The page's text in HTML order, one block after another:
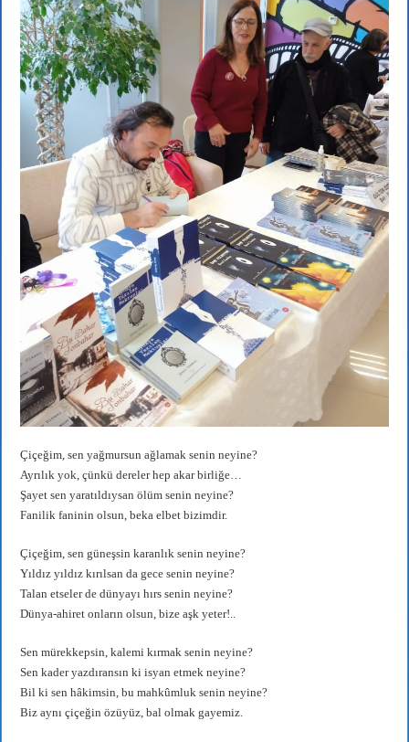
Çiçeğim, sen yağmursun ağlamak senin neyine?
Ayrılık yok, çünkü dereler hep akar birliğe…
Şayet sen yaratıldıysan ölüm senin neyine?
Fanilik faninin olsun, beka elbet bizimdir.
Çiçeğim, sen güneşsin karanlık senin neyine?
Yıldız yıldız kırılsan da gece senin neyine?
Talan etseler de dünyayı hırs senin neyine?
Dünya-ahiret onların olsun, bize aşk yeter!..
Sen mürekkepsin, kalemi kırmak senin neyine?
Sen kader yazdıransın ki isyan etmek neyine?
Bil ki sen hâkimsin, bu mahkûmluk senin neyine?
Biz aynı çiçeğin özüyüz, bal olmak gayemiz.